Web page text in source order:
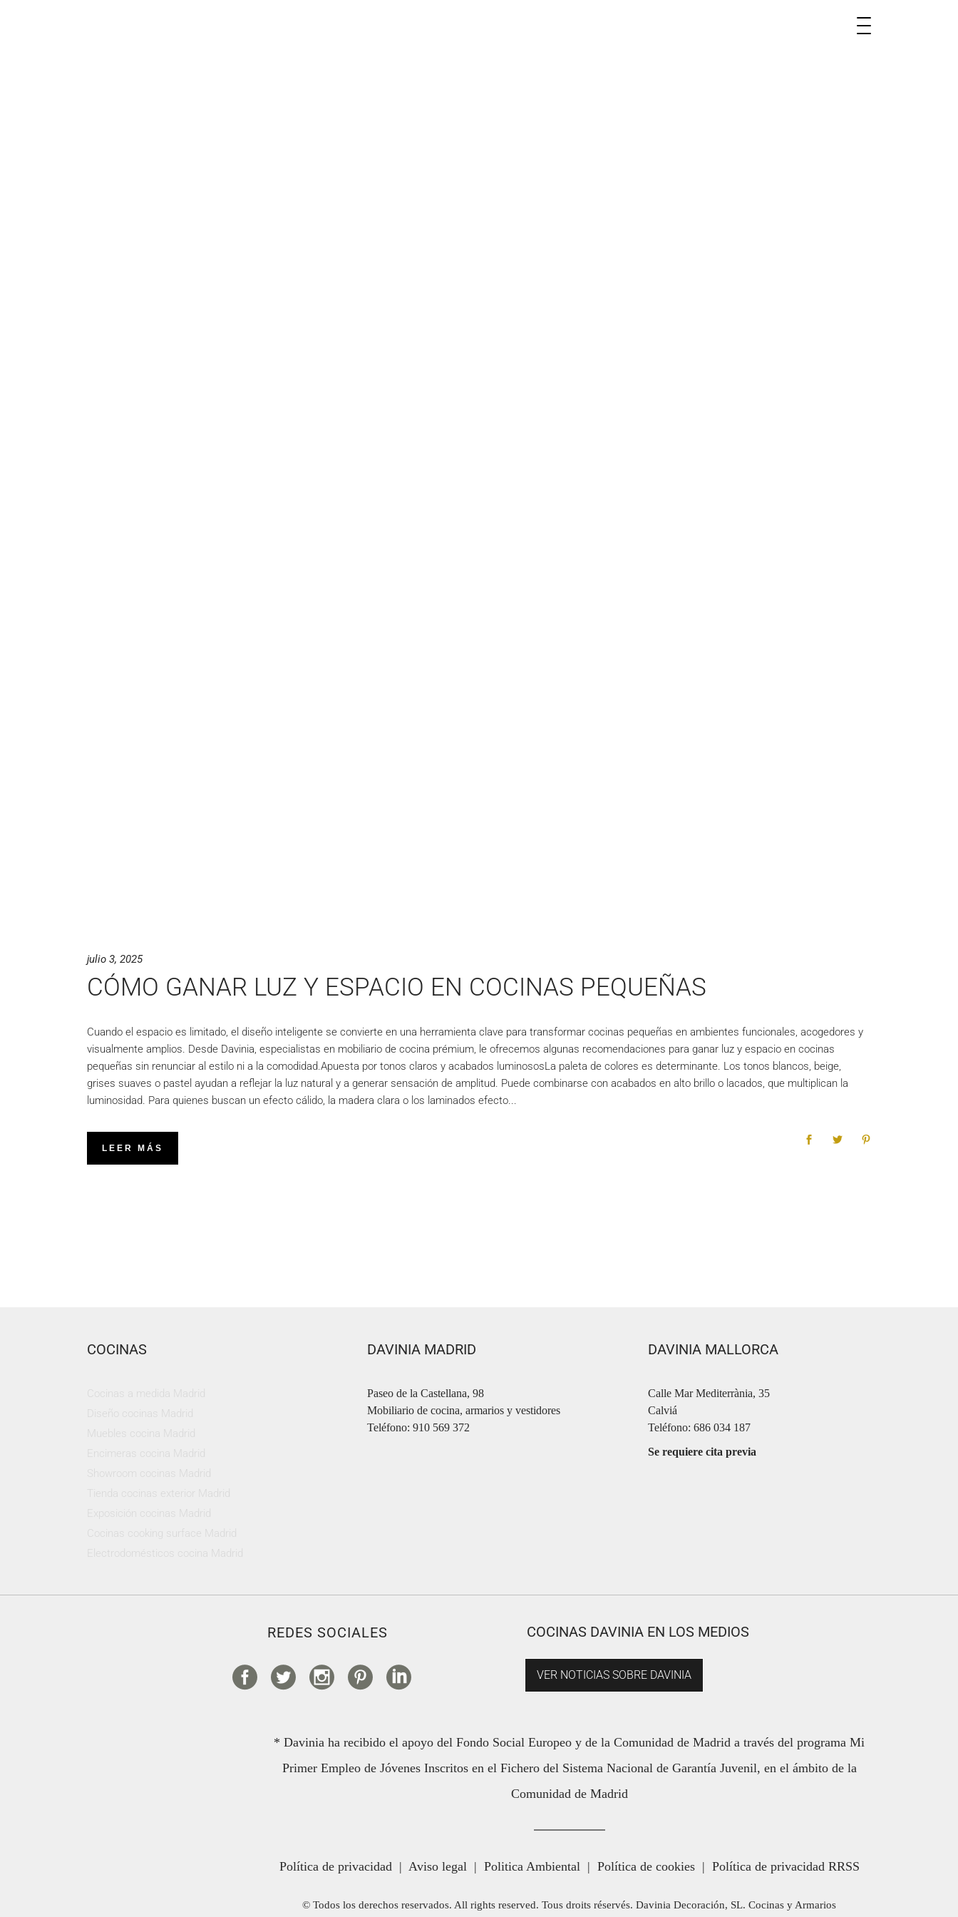
julio 3, 2025
CÓMO GANAR LUZ Y ESPACIO EN COCINAS PEQUEÑAS
Cuando el espacio es limitado, el diseño inteligente se convierte en una herramienta clave para transformar cocinas pequeñas en ambientes funcionales, acogedores y
visualmente amplios. Desde Davinia, especialistas en mobiliario de cocina prémium, le ofrecemos algunas recomendaciones para ganar luz y espacio en cocinas
pequeñas sin renunciar al estilo ni a la comodidad.Apuesta por tonos claros y acabados luminososLa paleta de colores es determinante. Los tonos blancos, beige,
grises suaves o pastel ayudan a reflejar la luz natural y a generar sensación de amplitud. Puede combinarse con acabados en alto brillo o lacados, que multiplican la
luminosidad. Para quienes buscan un efecto cálido, la madera clara o los laminados efecto
LEER MÁS
COCINAS DAVINIA MADRID
Paseo de la Castellana, 98
Mobiliario de cocina, armarios y vestidores
Teléfono: 910 569 372
DAVINIA MALLORCA
Calle Mar Mediterrània, 35
Calviá
Teléfono: 686 034 187
Se requiere cita previa
REDES SOCIALES COCINAS DAVINIA EN LOS MEDIOS
VER NOTICIAS SOBRE DAVINIA
* Davinia ha recibido el apoyo del Fondo Social Europeo y de la Comunidad de Madrid a través del programa Mi
Primer Empleo de Jóvenes Inscritos en el Fichero del Sistema Nacional de Garantía Juvenil, en el ámbito de la
Comunidad de Madrid
Política de privacidad| Aviso legal| Politica Ambiental| Política de cookies| Política de privacidad RRSS
© Todos los derechos reservados. All rights reserved. Tous droits réservés. Davinia Decoración, SL. Cocinas y Armarios